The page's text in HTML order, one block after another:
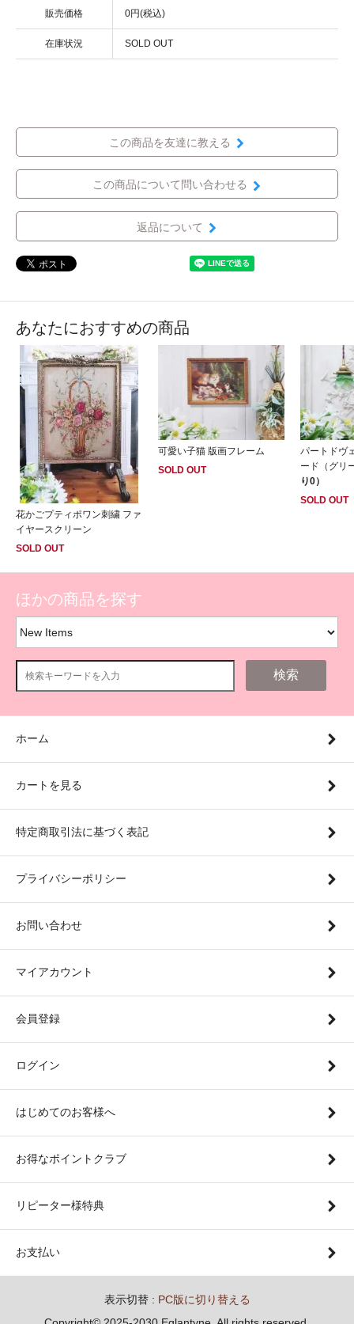
販売価格 0円(税込)
在庫状況 SOLD OUT
この商品を友達に教える
この商品について問い合わせる
返品について
あなたにおすすめの商品
花かごプティポワン刺繍 ファ
イヤースクリーン
SOLD OUT
可愛い子猫 版画フレーム
SOLD OUT
パートドヴ
ード（グリ
り0）
SOLD OUT
ほかの商品を探す
検索
ホーム
カートを見る
特定商取引法に基づく表記
プライバシーポリシー
お問い合わせ
マイアカウント
会員登録
ログイン
はじめてのお客様へ
お得なポイントクラブ
リピーター様特典
お支払い
表示切替 : PC版に切り替える